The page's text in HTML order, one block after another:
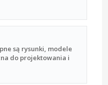
są rysunki, modele
do projektowania i